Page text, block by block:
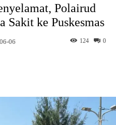
Polairud
Sakit ke Puskesmas
06 0
124